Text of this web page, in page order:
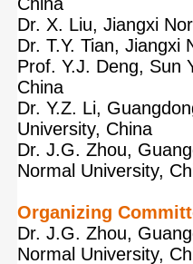
Dr. X. Liu, Jiangxi
Dr. T.Y. Tian, Jiangxi
Prof. Y.J. Deng, Sun
China
Dr. Y.Z. Li,
University, China
Dr. J.G. Zhou,
Normal University,
Organizing
Dr. J.G. Zhou,
Normal University,